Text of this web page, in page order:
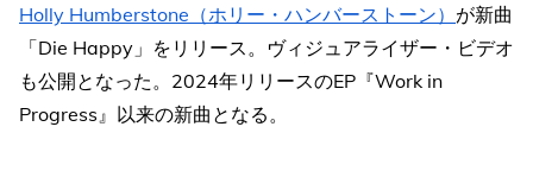
Holly Humberstone（ホリー・ハンバーストーン） が新曲
「Die Happy」をリリース。ヴィジュアライザー・ビデオ
も公開となった。2024年リリースのEP『Work in
Progress』以来の新曲となる。